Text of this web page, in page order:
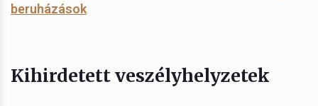
beruházások
Kihirdetett veszélyhelyzetek